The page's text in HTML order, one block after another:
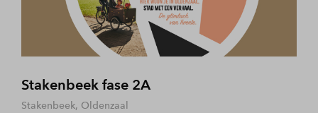
Stakenbeek fase 2A
Stakenbeek, Oldenzaal